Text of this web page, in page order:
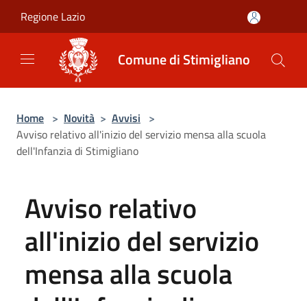
Regione Lazio
Comune di Stimigliano
Home > Novità > Avvisi >
Avviso relativo all'inizio del servizio mensa alla scuola
dell'Infanzia di Stimigliano
Avviso relativo
all'inizio del servizio
mensa alla scuola